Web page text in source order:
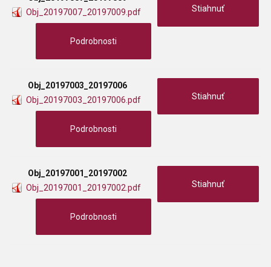
Obj_20197007_20197009.pdf
Stiahnuť
Podrobnosti
Obj_20197003_20197006
Obj_20197003_20197006.pdf
Stiahnuť
Podrobnosti
Obj_20197001_20197002
Obj_20197001_20197002.pdf
Stiahnuť
Podrobnosti